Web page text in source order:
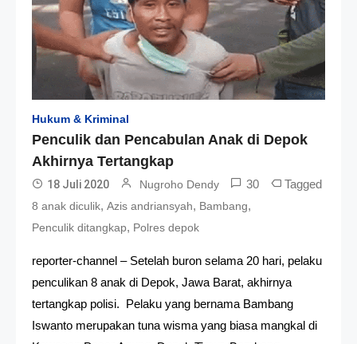
Hukum & Kriminal
Penculik dan Pencabulan Anak di Depok
Akhirnya Tertangkap
18 Juli 2020 Nugroho Dendy 30 Tagged
8 anak diculik, Azis andriansyah, Bambang,
Penculik ditangkap, Polres depok
reporter-channel – Setelah buron selama 20 hari, pelaku
penculikan 8 anak di Depok, Jawa Barat, akhirnya
tertangkap polisi. Pelaku yang bernama Bambang
Iswanto merupakan tuna wisma yang biasa mangkal di